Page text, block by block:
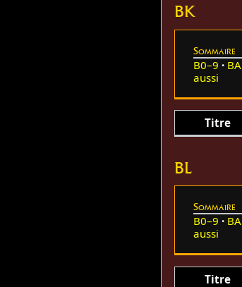
BK
Sommaire
B0–9 BA
aussi
Titre
BL
Sommaire
B0–9 BA
aussi
Titre